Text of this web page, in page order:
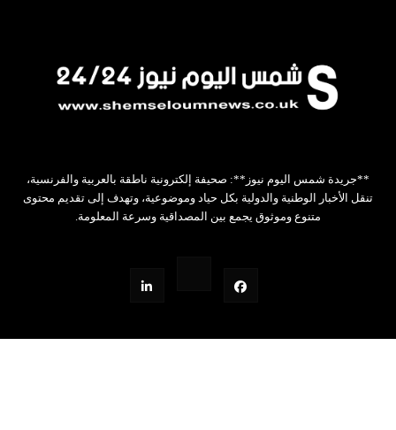
**جريدة شمس اليوم نيوز**: صحيفة إلكترونية ناطقة بالعربية والفرنسية،
تنقل الأخبار الوطنية والدولية بكل حياد وموضوعية، وتهدف إلى تقديم محتوى
متنوع وموثوق يجمع بين المصداقية وسرعة المعلومة.